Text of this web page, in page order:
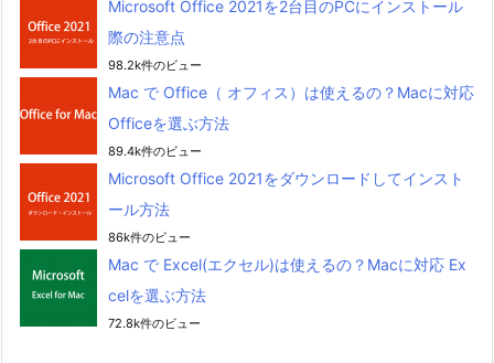
Microsoft Office 2021を2台目のPCにインストール
際の注意点
98.2k件のビュー
Mac で Office（ オフィス）は使えるの？Macに対応
Officeを選ぶ方法
89.4k件のビュー
Microsoft Office 2021をダウンロードしてインスト
ール方法
86k件のビュー
Mac で Excel(エクセル)は使えるの？Macに対応 Ex
celを選ぶ方法
72.8k件のビュー